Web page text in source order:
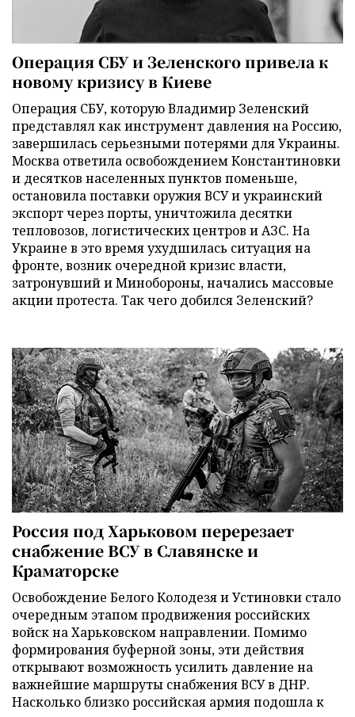
Операция СБУ и Зеленского привела к
новому кризису в Киеве
Операция СБУ, которую Владимир Зеленский
представлял как инструмент давления на Россию,
завершилась серьезными потерями для Украины.
Москва ответила освобождением Константиновки
и десятков населенных пунктов поменьше,
остановила поставки оружия ВСУ и украинский
экспорт через порты, уничтожила десятки
тепловозов, логистических центров и АЗС. На
Украине в это время ухудшилась ситуация на
фронте, возник очередной кризис власти,
затронувший и Минобороны, начались массовые
акции протеста. Так чего добился Зеленский?
Россия под Харьковом перерезает
снабжение ВСУ в Славянске и
Краматорске
Освобождение Белого Колодезя и Устиновки стало
очередным этапом продвижения российских
войск на Харьковском направлении. Помимо
формирования буферной зоны, эти действия
открывают возможность усилить давление на
важнейшие маршруты снабжения ВСУ в ДНР.
Насколько близко российская армия подошла к